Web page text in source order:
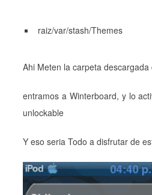
raiz/var/stash/Themes
Ahi Meten la carpeta descargada
entramos a Winterboard, y lo
unlockable
Y eso seria Todo a disfrutar de